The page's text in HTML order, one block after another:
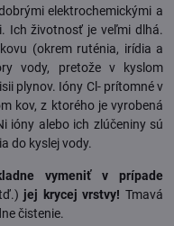
elektrochemickými a
Ich životnosť je veľmi dlhá.
(okrem ruténia, irídia a
vody, pretože v kyslom
plynov. Ióny Cl- prítomné v
kov, z ktorého je vyrobená
ióny alebo ich zlúčeniny sú
do kyslej vody.
vymeniť v prípade
jej krycej vrstvy! Tmavá
čistenie.